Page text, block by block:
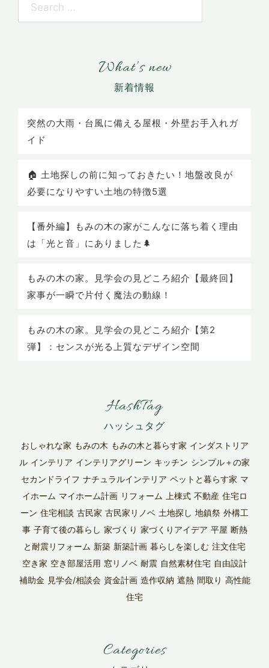
What’s new
突然の大雨・台風に備える屋根・外壁お手入れガ
イド
🏠 土地探しの前に知っておきたい！地盤改良が
必要になりやすい土地の特徴5選
【番外編】もみの木の家がこんなに落ち着く理由
は「光と音」にありました🌲
もみの木の家。見学会の見どころ紹介【最終回】
家事が一瞬で片付く魔法の動線！
もみの木の家。見学会の見どころ紹介【第2
弾】：センスが光る上質なデザイン空間
HashTag
おしゃれな家 もみの木 もみの木と暮らす家 インダストリア
ル インテリア インテリアグリーン キッチン シンプル＋の家
セカンドライフ ナチュラルインテリア ペットと暮らす家 マ
イホーム マイホーム計画 リフォーム 上棟式 不動産 住宅ロ
ーン 住宅相談 古民家 古民家リノベ 土地探し 地鎮祭 外構工
事 子育て後の暮らし 家づくり 家づくりアイデア 平屋 断熱
と耐震リフォーム 新築 新築計画 暮らしを楽しむ 注文住宅
空き家 空き部屋活用 窓リノベ 耐震 自然素材住宅 自由設計
補助金 見学会/相談会 資金計画 造作収納 遮熱 間取り 高性能
住宅
Categories